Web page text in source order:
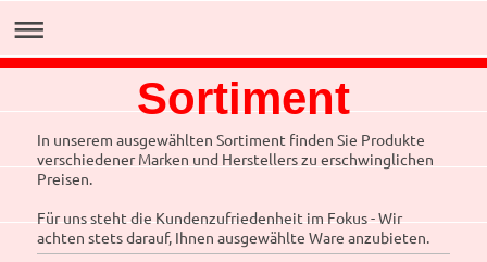
Sortiment
In unserem ausgewählten Sortiment finden Sie Produkte
verschiedener Marken und Herstellers zu erschwinglichen
Preisen.
Für uns steht die Kundenzufriedenheit im Fokus - Wir
achten stets darauf, Ihnen ausgewählte Ware anzubieten.